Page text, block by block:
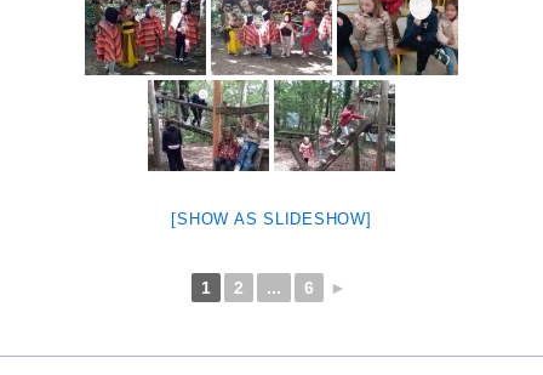
[SHOW AS SLIDESHOW]
1 2 ... 6 ►